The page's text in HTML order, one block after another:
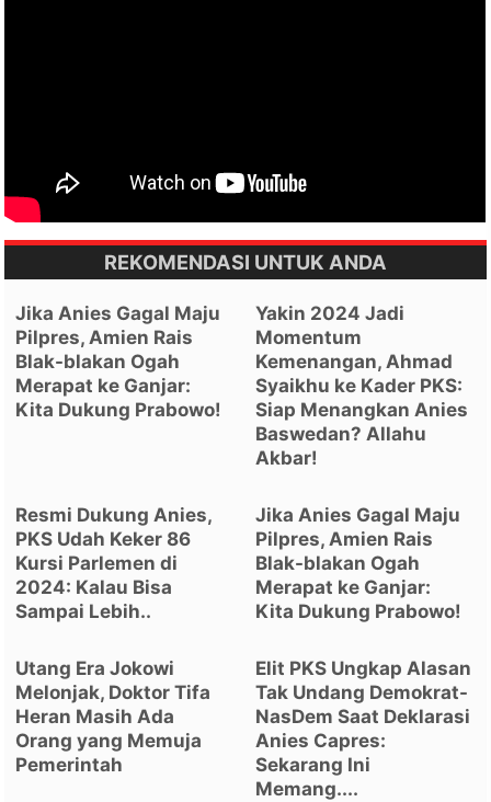
REKOMENDASI UNTUK ANDA
Jika Anies Gagal Maju
Pilpres, Amien Rais
Blak-blakan Ogah
Merapat ke Ganjar:
Kita Dukung Prabowo!
Yakin 2024 Jadi
Momentum
Kemenangan, Ahmad
Syaikhu ke Kader PKS:
Siap Menangkan Anies
Baswedan? Allahu
Akbar!
Resmi Dukung Anies,
PKS Udah Keker 86
Kursi Parlemen di
2024: Kalau Bisa
Sampai Lebih..
Jika Anies Gagal Maju
Pilpres, Amien Rais
Blak-blakan Ogah
Merapat ke Ganjar:
Kita Dukung Prabowo!
Utang Era Jokowi
Melonjak, Doktor Tifa
Heran Masih Ada
Orang yang Memuja
Pemerintah
Elit PKS Ungkap Alasan
Tak Undang Demokrat-
NasDem Saat Deklarasi
Anies Capres:
Sekarang Ini
Memang....